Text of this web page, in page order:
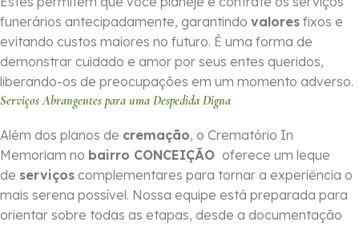
funerários antecipadamente, garantindo valores fixos e
evitando custos maiores no futuro. É uma forma de
demonstrar cuidado e amor por seus entes queridos,
liberando-os de preocupações em um momento adverso.
Serviços Abrangentes para uma Despedida Digna
Além dos planos de cremação, o Crematório In
Memoriam no bairro CONCEIÇÃO oferece um leque
de serviços complementares para tornar a experiência o
mais serena possível. Nossa equipe está preparada para
orientar sobre todas as etapas, desde a documentação